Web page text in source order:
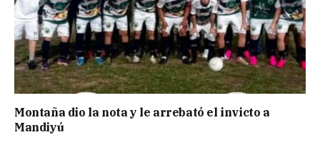
Montaña dio la nota y le arrebató el invicto a
Mandiyú